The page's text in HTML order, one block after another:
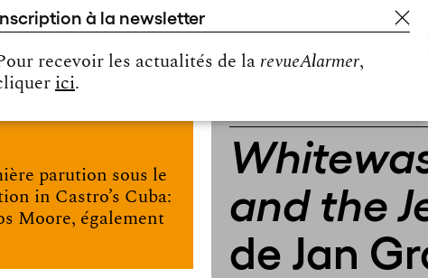
consacrée à la manière
postrévolutionnaire a
transformé la catégorie
de
parution sous le
in Castro’s Cuba:
Moore, également
and the
de Jan
à la newsletter
recevoir les actualités de la revueAlarmer,
ici.